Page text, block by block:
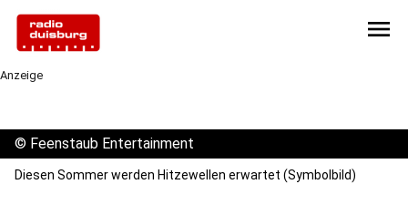
menu
Anzeige
© Feenstaub Entertainment
Diesen Sommer werden Hitzewellen erwartet (Symbolbild)